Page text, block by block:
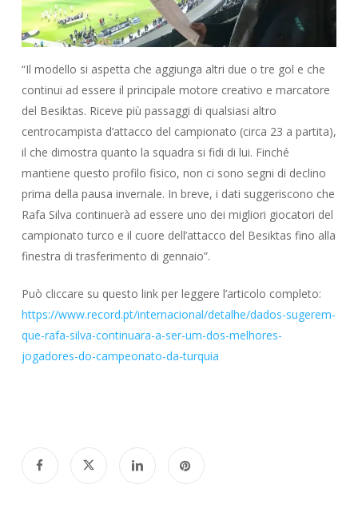
“Il modello si aspetta che aggiunga altri due o tre gol e che
continui ad essere il principale motore creativo e marcatore
del Besiktas. Riceve più passaggi di qualsiasi altro
centrocampista d’attacco del campionato (circa 23 a partita),
il che dimostra quanto la squadra si fidi di lui. Finché
mantiene questo profilo fisico, non ci sono segni di declino
prima della pausa invernale. In breve, i dati suggeriscono che
Rafa Silva continuerà ad essere uno dei migliori giocatori del
campionato turco e il cuore dell’attacco del Besiktas fino alla
finestra di trasferimento di gennaio”.
Può cliccare su questo link per leggere l’articolo completo:
https://www.record.pt/internacional/detalhe/dados-sugerem-
que-rafa-silva-continuara-a-ser-um-dos-melhores-
jogadores-do-campeonato-da-turquia